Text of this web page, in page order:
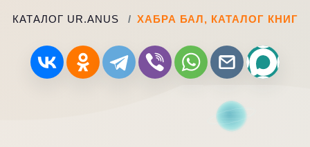
КАТАЛОГ UR.ANUS ХАБРА БАЛ, КАТАЛОГ КНИГ